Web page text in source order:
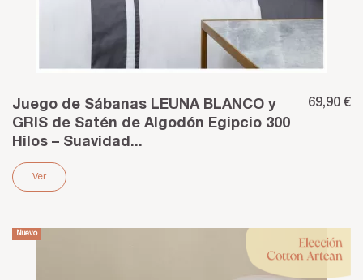
Juego de Sábanas LEUNA BLANCO y
GRIS de Satén de Algodón Egipcio 300
Hilos – Suavidad...
69,90 €
Ver
Nuevo